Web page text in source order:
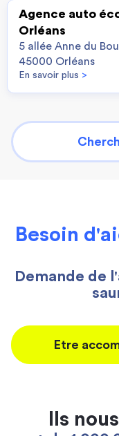
Agence auto
Orléans
5 allée Anne du
45000 Orléans
En savoir plus >
Besoin
Demande de
Etre
Ils